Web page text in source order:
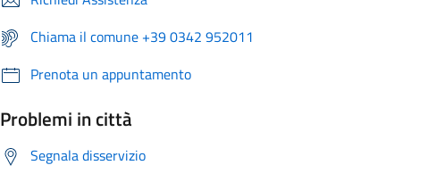
Chiama il comune +39 0342 952011
Prenota un appuntamento
Problemi in città
Segnala disservizio